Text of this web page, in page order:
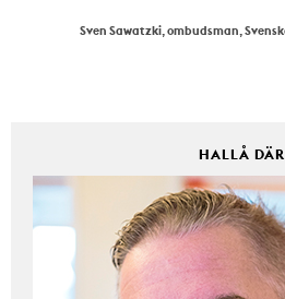
Sven Sawatzki, ombudsman,
HALLÅ